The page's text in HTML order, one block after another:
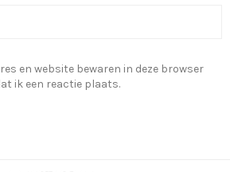
en website bewaren in deze browser
ik een reactie plaats.